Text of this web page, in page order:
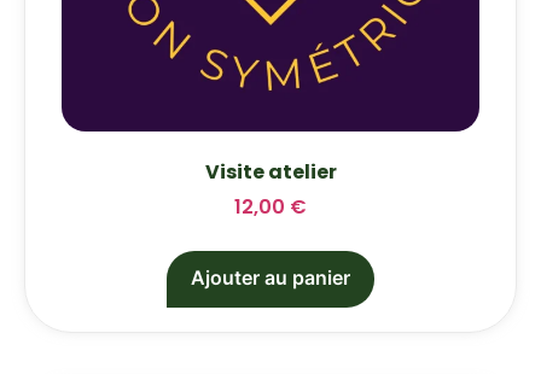
Visite atelier
12,00 €
Ajouter au panier